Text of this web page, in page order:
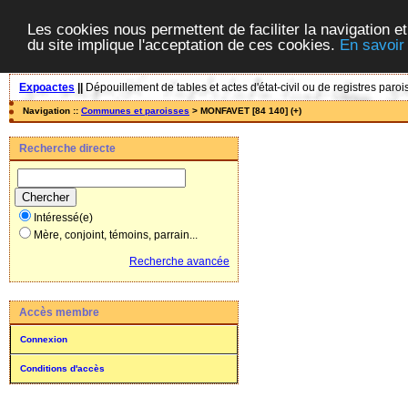
Les cookies nous permettent de faciliter la navigation
du site implique l'acceptation de ces cookies. En
Expoactes Dépouillement de tables et actes d'état-civil ou de registres
Navigation :: Communes et paroisses > MONFAVET [84 140] (+)
Recherche directe
Intéressé(e)
Mère, conjoint, témoins, parrain...
Recherche avancée
Accès membre
Connexion
Conditions d'accès